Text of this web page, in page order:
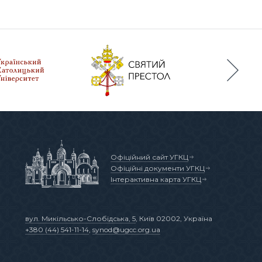
вул. Микільсько-Слобідська, 5, Київ 02002, Україна
+380 (44) 541-11-14, synod@ugcc.org.ua
Офіційний сайт УГКЦ
Офіційні документи УГКЦ
Інтерактивна карта УГКЦ